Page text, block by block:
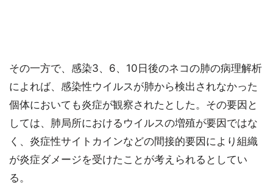
その一方で、感染3、6、10日後のネコの肺の病理解析
によれば、感染性ウイルスが肺から検出されなかった
個体においても炎症が観察されたとした。その要因と
しては、肺局所におけるウイルスの増殖が要因ではな
く、炎症性サイトカインなどの間接的要因により組織
が炎症ダメージを受けたことが考えられるとしてい
る。